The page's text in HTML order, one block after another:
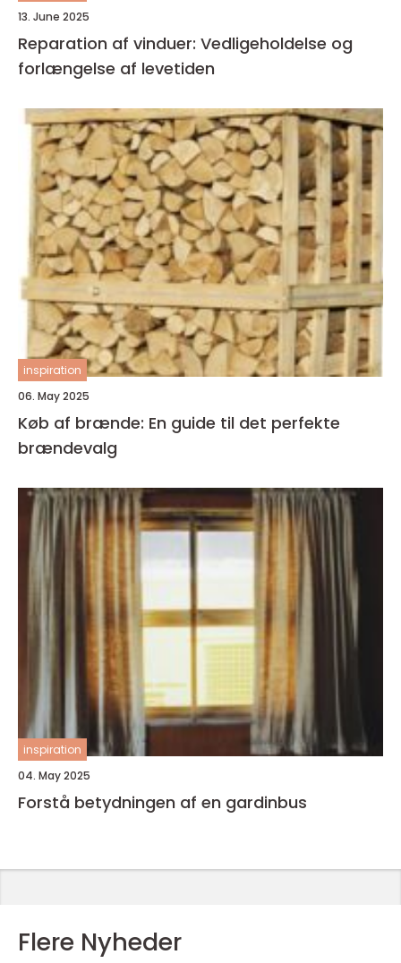
13. June 2025
Reparation af vinduer: Vedligeholdelse og
forlængelse af levetiden
inspiration
06. May 2025
Køb af brænde: En guide til det perfekte
brændevalg
inspiration
04. May 2025
Forstå betydningen af en gardinbus
Flere Nyheder